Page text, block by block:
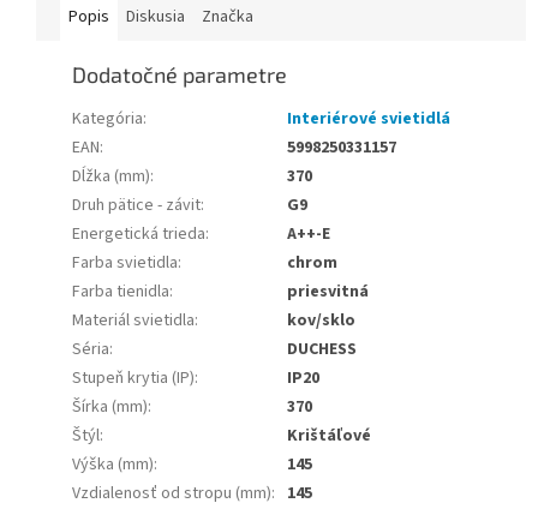
Popis Diskusia Značka
Dodatočné parametre
Kategória:
Interiérové svietidlá
EAN:
5998250331157
Dĺžka (mm):
370
Druh pätice - závit:
G9
Energetická trieda:
A++-E
Farba svietidla:
chrom
Farba tienidla:
priesvitná
Materiál svietidla:
kov/sklo
Séria:
DUCHESS
Stupeň krytia (IP):
IP20
Šírka (mm):
370
Štýl:
Krištáľové
Výška (mm):
145
Vzdialenosť od stropu (mm): 145